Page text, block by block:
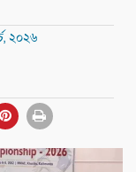
২০২৬